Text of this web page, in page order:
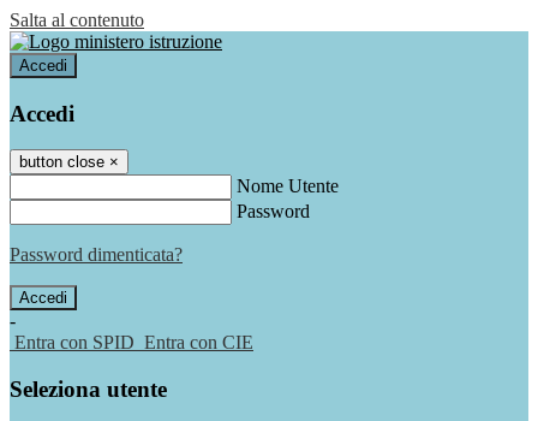
Salta al contenuto
Accedi
Accedi
button close ×
Nome Utente
Password
Password dimenticata?
-
Entra con SPID Entra con CIE
Seleziona utente